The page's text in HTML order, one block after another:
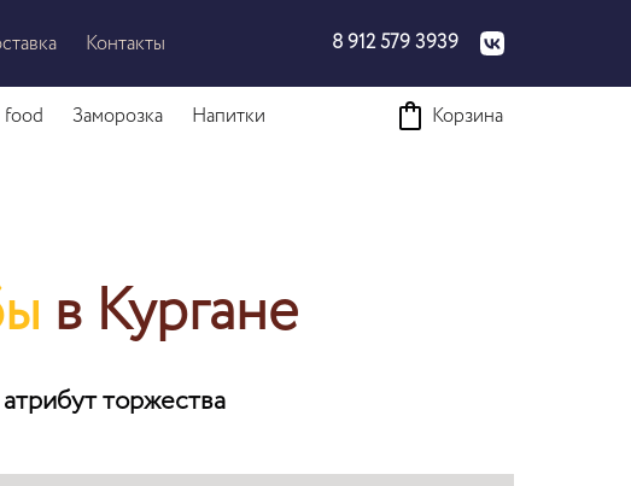
Контакты 8 912 579 3939
food Заморозка Напитки Корзина
в Кургане
торжества